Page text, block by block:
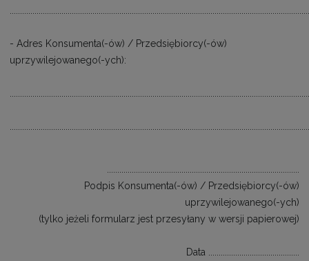
- Adres Konsumenta(-ów) / Przedsiębiorcy(-ów)
uprzywilejowanego(-ych):
Podpis Konsumenta(-ów) / Przedsiębiorcy(-ów)
uprzywilejowanego(-ych)
(tylko jeżeli formularz jest przesyłany w wersji papierowej)
Data ............................................